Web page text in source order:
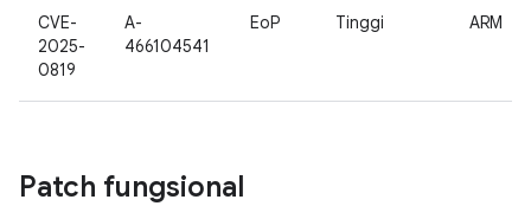
CVE-
2025-
0819
A-
466104541
EoP Tinggi ARM
Patch fungsional